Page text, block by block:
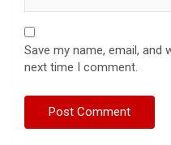
Save my name, email,
next time I comment.